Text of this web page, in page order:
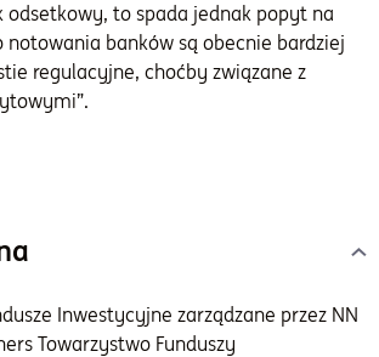
odsetkowy, to spada jednak popyt na
notowania banków są obecnie bardziej
regulacyjne, choćby związane z
Inwestycyjne zarządzane przez NN
Towarzystwo Funduszy